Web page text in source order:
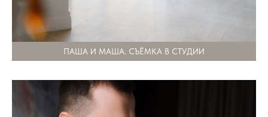
ПАША И МАША. СЪЁМКА В СТУДИИ